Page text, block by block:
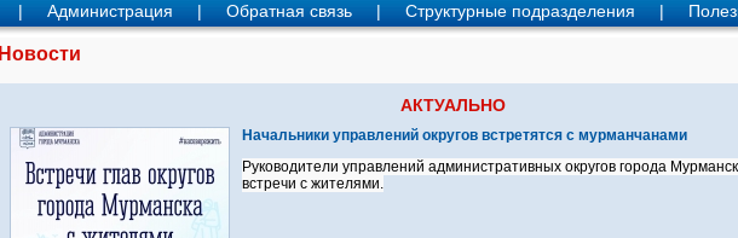
| Администрация | Обратная связь | Структурные подразделения |
Новости
АКТУАЛЬНО
Начальники управлений округов встретятся с мурманчанами
Руководители управлений административных округов города
встречи с жителями.